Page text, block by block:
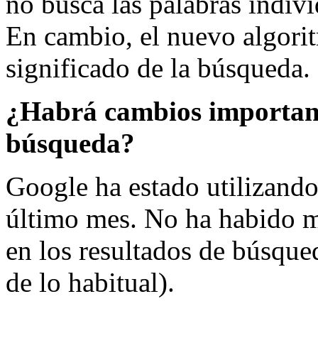
En cambio, el nuevo
significado de la búsqueda.
¿Habrá cambios
búsqueda?
Google ha estado
último mes. No ha habido
en los resultados de
de lo habitual).